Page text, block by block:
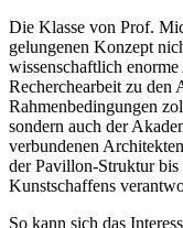
Die Klasse von Prof.
gelungenen Konzept
wissenschaftlich
Recherchearbeit zu den
Rahmenbedingungen
sondern auch der
verbundenen
der Pavillon-Struktur bis
Kunstschaffens
So kann sich das